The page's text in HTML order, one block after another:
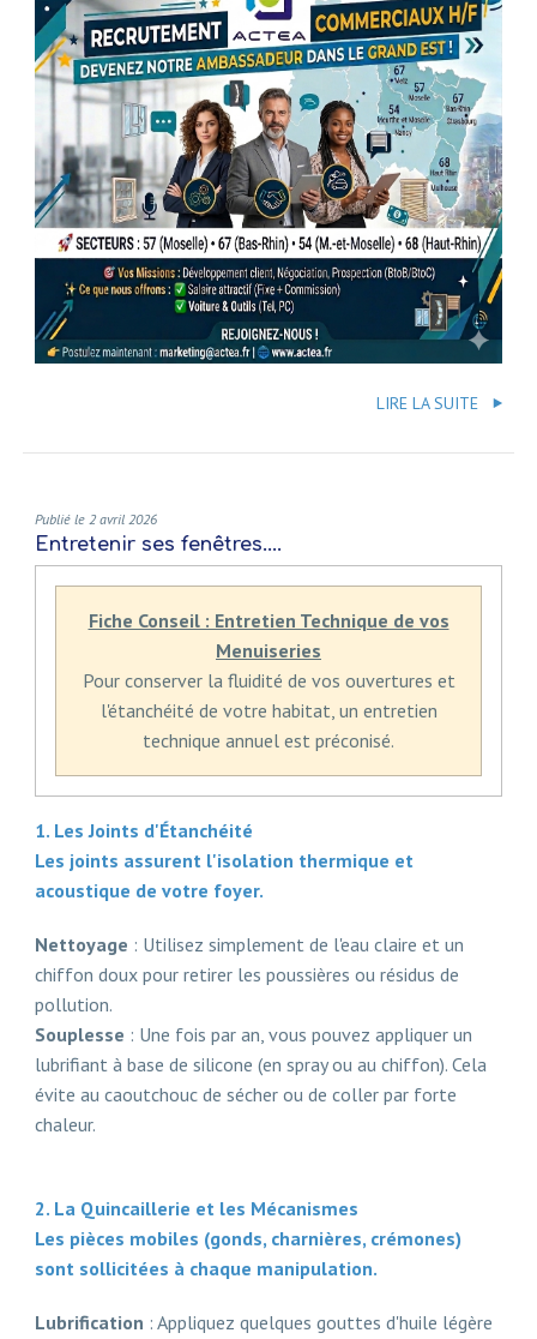
LIRE LA SUITE
Publié le 2 avril 2026
Entretenir ses fenêtres....
Fiche Conseil : Entretien Technique de vos
Menuiseries
Pour conserver la fluidité de vos ouvertures et
l'étanchéité de votre habitat, un entretien
technique annuel est préconisé.
1. Les Joints d'Étanchéité
Les joints assurent l'isolation thermique et
acoustique de votre foyer.
Nettoyage : Utilisez simplement de l'eau claire et un
chiffon doux pour retirer les poussières ou résidus de
pollution.
Souplesse : Une fois par an, vous pouvez appliquer un
lubrifiant à base de silicone (en spray ou au chiffon). Cela
évite au caoutchouc de sécher ou de coller par forte
chaleur.
2. La Quincaillerie et les Mécanismes
Les pièces mobiles (gonds, charnières, crémones)
sont sollicitées à chaque manipulation.
Lubrification : Appliquez quelques gouttes d'huile légère